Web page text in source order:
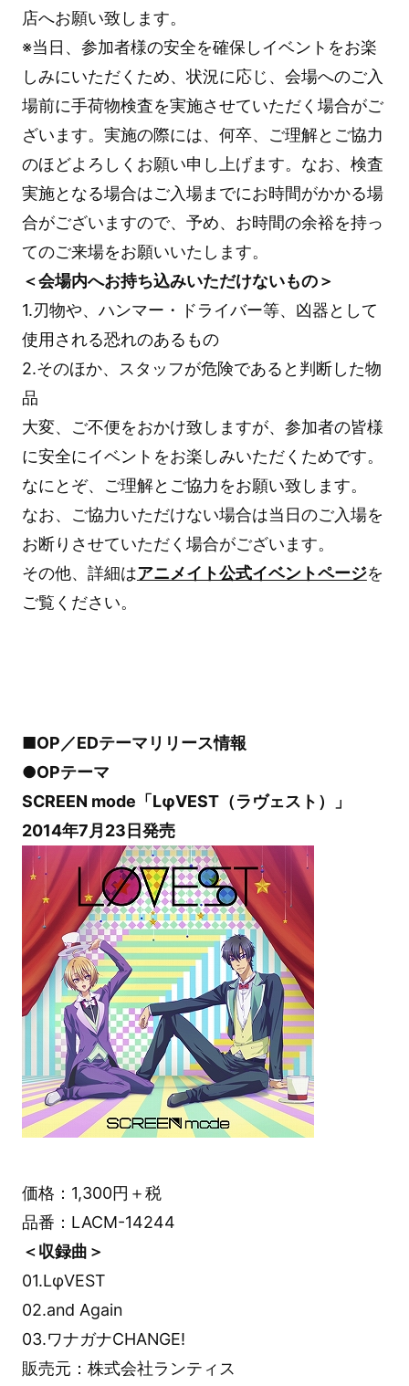
店へお願い致します。
※当日、参加者様の安全を確保しイベントをお楽
しみにいただくため、状況に応じ、会場へのご入
場前に手荷物検査を実施させていただく場合がご
ざいます。実施の際には、何卒、ご理解とご協力
のほどよろしくお願い申し上げます。なお、検査
実施となる場合はご入場までにお時間がかかる場
合がございますので、予め、お時間の余裕を持っ
てのご来場をお願いいたします。
＜会場内へお持ち込みいただけないもの＞
1.刃物や、ハンマー・ドライバー等、凶器として
使用される恐れのあるもの
2.そのほか、スタッフが危険であると判断した物
品
大変、ご不便をおかけ致しますが、参加者の皆様
に安全にイベントをお楽しみいただくためです。
なにとぞ、ご理解とご協力をお願い致します。
なお、ご協力いただけない場合は当日のご入場を
お断りさせていただく場合がございます。
その他、詳細はアニメイト公式イベントページを
ご覧ください。
■OP／EDテーマリリース情報
●OPテーマ
SCREEN mode「LφVEST（ラヴェスト）」
2014年7月23日発売
価格：1,300円＋税
品番：LACM-14244
＜収録曲＞
01.LφVEST
02.and Again
03.ワナガナCHANGE!
販売元：株式会社ランティス